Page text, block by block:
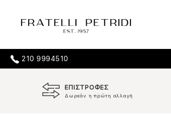
210 9994510
ΕΠΙΣΤΡΟΦΕΣ
Δωρεάν η πρώτη αλλαγή